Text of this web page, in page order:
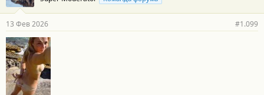
а
н
о
с
т
и
:
13 Фев 2026 #1.099